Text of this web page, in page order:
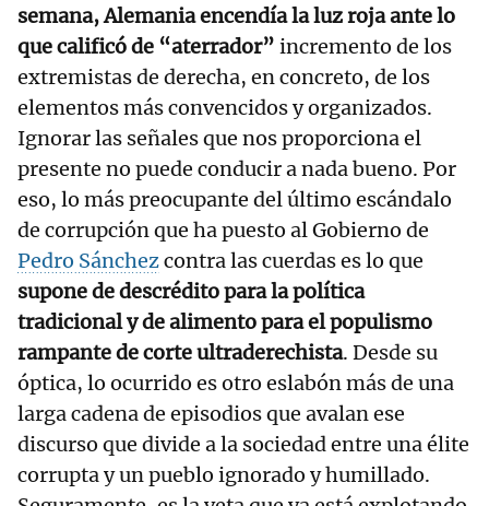
semana, Alemania encendía la luz roja ante lo
que calificó de “aterrador” incremento de los
extremistas de derecha, en concreto, de los
elementos más convencidos y organizados.
Ignorar las señales que nos proporciona el
presente no puede conducir a nada bueno. Por
eso, lo más preocupante del último escándalo
de corrupción que ha puesto al Gobierno de
Pedro Sánchezcontra las cuerdas es lo que
supone de descrédito para la política
tradicional y de alimento para el populismo
rampante de corte ultraderechista. Desde su
óptica, lo ocurrido es otro eslabón más de una
larga cadena de episodios que avalan ese
discurso que divide a la sociedad entre una élite
corrupta y un pueblo ignorado y humillado.